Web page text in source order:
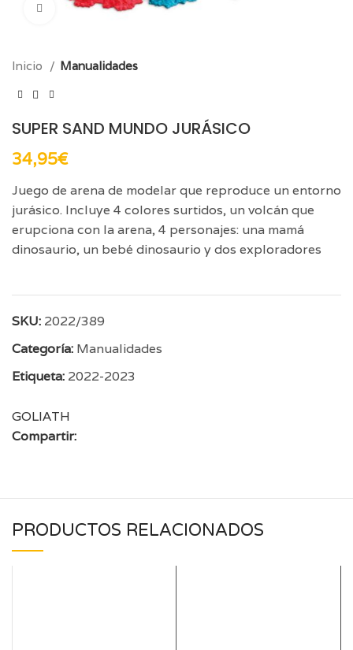
Click para aumentar
Inicio Manualidades
SUPER SAND MUNDO JURÁSICO
34,95€
Juego de arena de modelar que reproduce un entorno
jurásico. Incluye 4 colores surtidos, un volcán que
erupciona con la arena, 4 personajes: una mamá
dinosaurio, un bebé dinosaurio y dos exploradores
SKU: 2022/389
Categoría: Manualidades
Etiqueta: 2022-2023
GOLIATH
Compartir:
PRODUCTOS RELACIONADOS